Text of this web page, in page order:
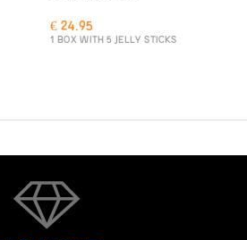
€ 24.95
1 BOX WITH 5 JELLY STICKS